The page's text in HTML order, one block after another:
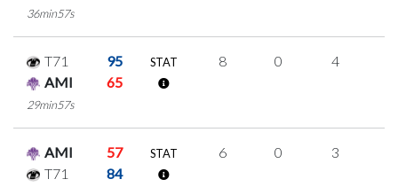
36min57s
T71
95
AMI
65
29min57s
STAT 8 0 4
AMI
57
T71
84
STAT 6 0 3